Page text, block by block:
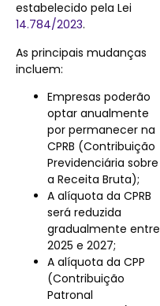
estabelecido pela Lei
14.784/2023.
As principais mudanças
incluem:
Empresas poderão
optar anualmente
por permanecer na
CPRB (Contribuição
Previdenciária sobre
a Receita Bruta);
A alíquota da CPRB
será reduzida
gradualmente entre
2025 e 2027;
A alíquota da CPP
(Contribuição
Patronal